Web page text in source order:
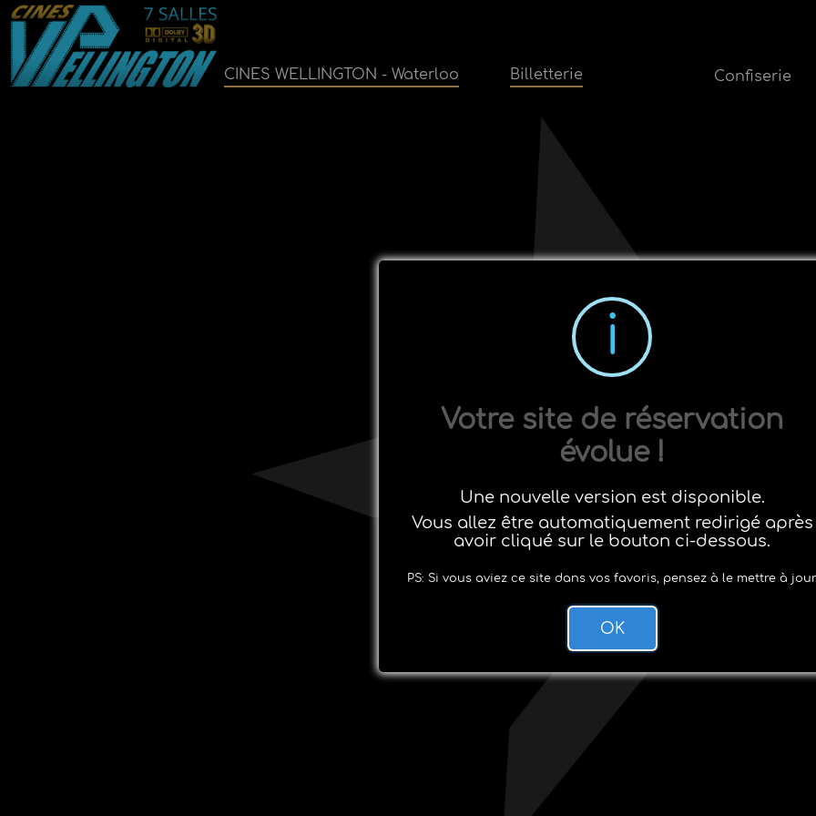
CINES WELLINGTON - Waterloo Billetterie Confiserie
Votre site de réservation
évolue !
Une nouvelle version est disponible.
Vous allez être automatiquement redirigé après
avoir cliqué sur le bouton ci-dessous.
PS: Si vous aviez ce site dans vos favoris, pensez à le mettre à
OK